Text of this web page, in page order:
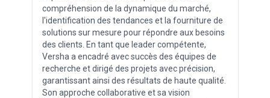
compréhension de la dynamique du marché,
l'identification des tendances et la fourniture de
solutions sur mesure pour répondre aux besoins
des clients. En tant que leader compétente,
Versha a encadré avec succès des équipes de
recherche et dirigé des projets avec précision,
garantissant ainsi des résultats de haute qualité.
Son approche collaborative et sa vision